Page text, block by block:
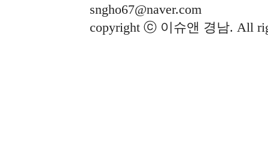
sngho67@naver.com
copyright ⓒ 이슈앤 경남. All